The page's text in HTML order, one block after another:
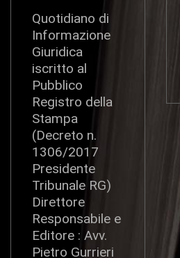
Quotidiano di
Informazione
Giuridica
iscritto al
Pubblico
Registro della
Stampa
(Decreto n.
1306/2017
Presidente
Tribunale RG)
Direttore
Responsabile e
Editore : Avv.
Pietro Gurrieri